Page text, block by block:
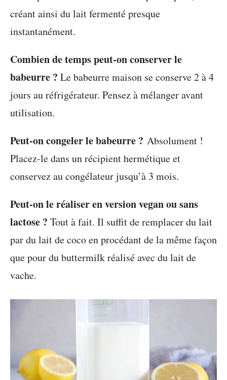
créant ainsi du lait fermenté presque
instantanément.
Combien de temps peut-on conserver le
babeurre ? Le babeurre maison se conserve 2 à 4
jours au réfrigérateur. Pensez à mélanger avant
utilisation.
Peut-on congeler le babeurre ? Absolument !
Placez-le dans un récipient hermétique et
conservez au congélateur jusqu’à 3 mois.
Peut-on le réaliser en version vegan ou sans
lactose ? Tout à fait. Il suffit de remplacer du lait
par du lait de coco en procédant de la même façon
que pour du buttermilk réalisé avec du lait de
vache.